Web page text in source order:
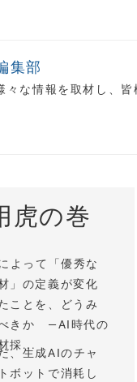
集部
々な情報を取材し、皆
虎の巻
よって「優秀な
」の定義が変化
ことを、どうみ
きか —AI時代の
採...
、生成AIのチャ
ボットで消耗し